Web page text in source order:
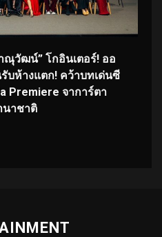
ณุวัฒน์” โกอินเตอร์! ออ
บห้างแตก! คว้าบทเด่นซี
Premiere จาการ์ตา
นาชาติ